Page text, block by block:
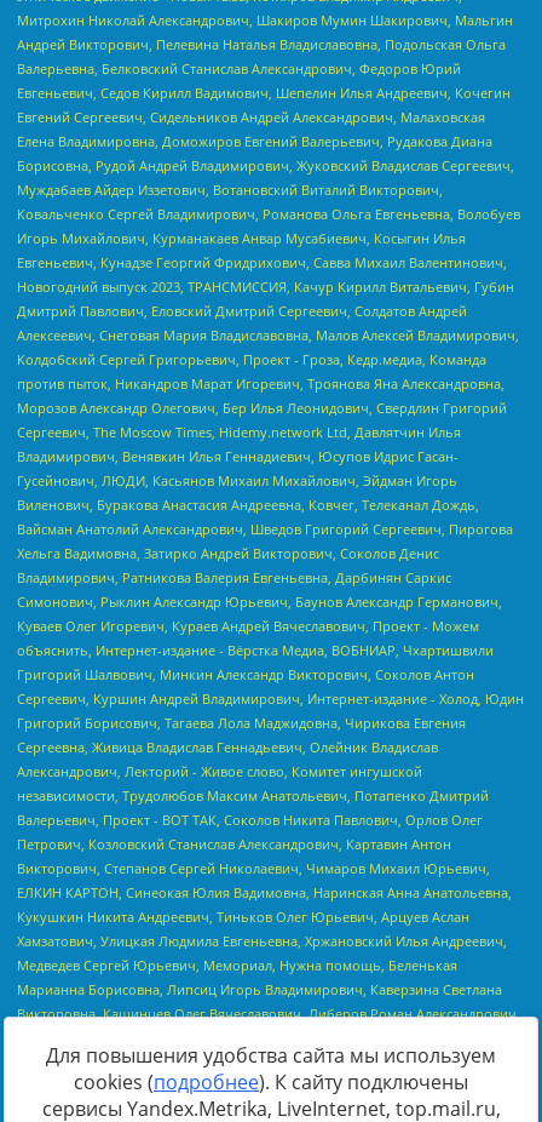
Источник:https://minjust.gov.ru/uploaded/files/reestr-
Для повышения удобства сайта мы используем
cookies (подробнее). К сайту подключены
сервисы Yandex.Metrika, LiveInternet, top.mail.ru,